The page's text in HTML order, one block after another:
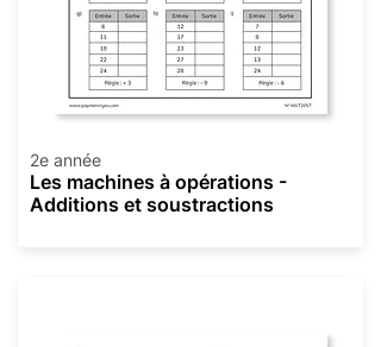
2e année
Les machines à opérations -
Additions et soustractions